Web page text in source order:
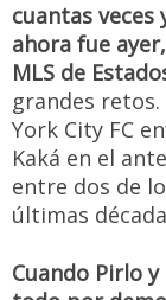
cuantas
ahora fue
MLS de
grandes
York City FC
Kaká en el
entre dos de
últimas
Cuando Pirlo